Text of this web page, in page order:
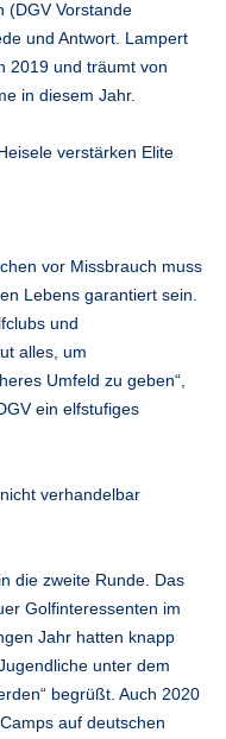
(DGV Vorstande
und Antwort. Lampert
2019 und träumt von
in diesem Jahr.
verstärken Elite
vor Missbrauch muss
Lebens garantiert sein.
und
alles, um
Umfeld zu geben“,
ein elfstufiges
verhandelbar
die zweite Runde. Das
Golfinteressenten im
Jahr hatten knapp
unter dem
begrüßt. Auch 2020
auf deutschen